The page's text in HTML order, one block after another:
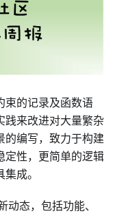
束的记录及函数语
践来改进对大量繁杂
编写，致力于构建
定性，更简单的逻辑
成。
态，包括功能、